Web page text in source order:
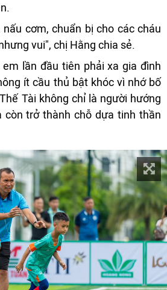
cơm, chuẩn bị cho các cháu
vui", chị Hằng chia sẻ.
lần đầu tiên phải xa gia đình
ít cầu thủ bật khóc vì nhớ bố
Tài không chỉ là người hướng
còn trở thành chỗ dựa tinh thần